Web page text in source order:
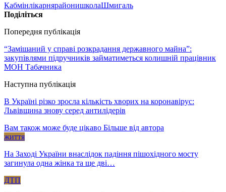
КабмінлікарнярайонишколаШмигаль
Поділіться
Попередня публікація
“Замішаний у справі розкрадання державного майна”:
закупівлями підручників займатиметься колишній працівник
МОН Табачника
Наступна публікація
В Україні різко зросла кількість хворих на коронавірус:
Львівщина знову серед антилідерів
Вам також може буде цікаво Більше від автора
життя
На Заході України внаслідок падіння пішохідного мосту
загинула одна жінка та ще дві…
ДТП